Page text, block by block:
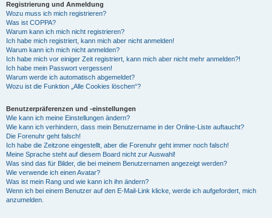
Registrierung und Anmeldung
Wozu muss ich mich registrieren?
Was ist COPPA?
Warum kann ich mich nicht registrieren?
Ich habe mich registriert, kann mich aber nicht anmelden!
Warum kann ich mich nicht anmelden?
Ich habe mich vor einiger Zeit registriert, kann mich aber nicht mehr anmelden?!
Ich habe mein Passwort vergessen!
Warum werde ich automatisch abgemeldet?
Wozu ist die Funktion „Alle Cookies löschen“?
Benutzerpräferenzen und -einstellungen
Wie kann ich meine Einstellungen ändern?
Wie kann ich verhindern, dass mein Benutzername in der Online-Liste auftaucht?
Die Forenuhr geht falsch!
Ich habe die Zeitzone eingestellt, aber die Forenuhr geht immer noch falsch!
Meine Sprache steht auf diesem Board nicht zur Auswahl!
Was sind das für Bilder, die bei meinem Benutzernamen angezeigt werden?
Wie verwende ich einen Avatar?
Was ist mein Rang und wie kann ich ihn ändern?
Wenn ich bei einem Benutzer auf den E-Mail-Link klicke, werde ich aufgefordert, mich
anzumelden.